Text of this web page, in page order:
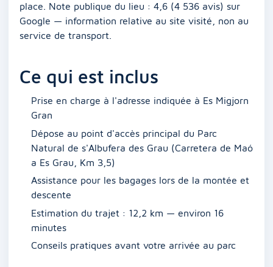
place. Note publique du lieu : 4,6 (4 536 avis) sur
Google — information relative au site visité, non au
service de transport.
Ce qui est inclus
Prise en charge à l'adresse indiquée à Es Migjorn
Gran
Dépose au point d'accès principal du Parc
Natural de s'Albufera des Grau (Carretera de Maó
a Es Grau, Km 3,5)
Assistance pour les bagages lors de la montée et
descente
Estimation du trajet : 12,2 km — environ 16
minutes
Conseils pratiques avant votre arrivée au parc